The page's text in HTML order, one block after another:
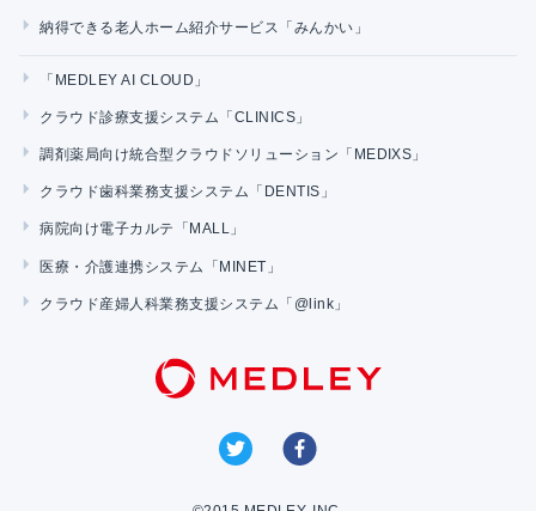
納得できる老人ホーム紹介サービス「みんかい」
「MEDLEY AI CLOUD」
クラウド診療支援システム「CLINICS」
調剤薬局向け統合型クラウドソリューション「MEDIXS」
クラウド歯科業務支援システム「DENTIS」
病院向け電子カルテ「MALL」
医療・介護連携システム「MINET」
クラウド産婦人科業務支援システム「@link」